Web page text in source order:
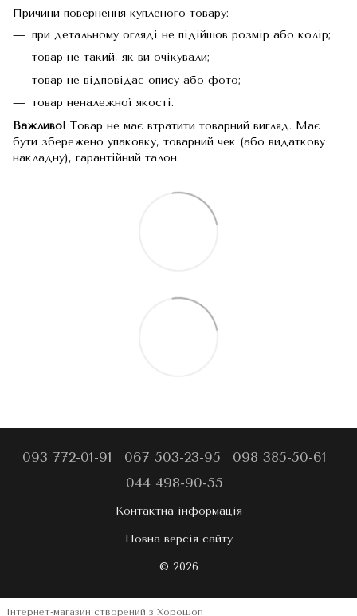
Причини повернення купленого товару:
при детальному огляді не підійшов розмір або колір;
товар не такий, як ви очікували;
товар не відповідає опису або фото;
товар неналежної якості.
Важливо! Товар не має втратити товарний вигляд. Має
бути збережено упаковку, товарний чек (або видаткову
накладну), гарантійний талон.
093 772-01-91 067 503-23-95
098 385-50-61
044 498-90-55
Контактна інформація
Повна версія сайту
© 2026
Інтернет-магазин створений з Хорошоп